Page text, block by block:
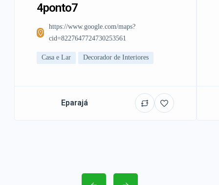
4ponto7
https://www.google.com/maps?
cid=8227647724730253561
Casa e Lar Decorador de Interiores
Eparajá